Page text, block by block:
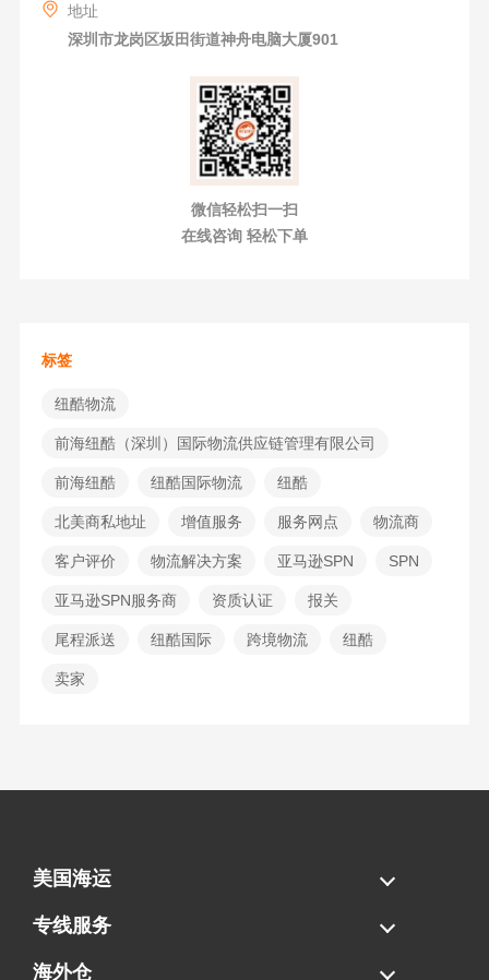
地址
深圳市龙岗区坂田街道神舟电脑大厦901
微信轻松扫一扫
在线咨询 轻松下单
标签
纽酷物流
前海纽酷（深圳）国际物流供应链管理有限公司
前海纽酷 纽酷国际物流 纽酷
北美商私地址 增值服务 服务网点 物流商
客户评价 物流解决方案 亚马逊SPN SPN
亚马逊SPN服务商 资质认证 报关
尾程派送 纽酷国际 跨境物流 纽酷
卖家
美国海运
海运拼柜
海运整柜
美国海卡
加拿大海运
专线服务
FBA专线直送
超大件专线
AWD专线
电池专线
海外仓